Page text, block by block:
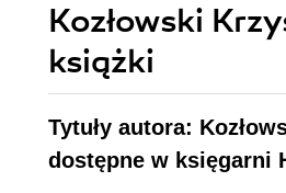
Kozłowski
książki
Tytuły autora:
dostępne w księgarni